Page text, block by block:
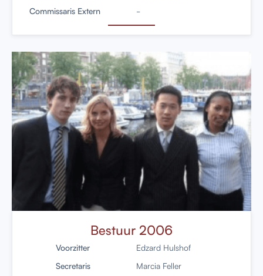
Commissaris Extern
-
Bestuur 2006
Voorzitter
Edzard Hulshof
Secretaris
Marcia Feller